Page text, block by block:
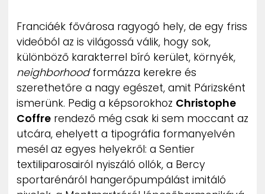
HIP
KULT
UTCA
ZENE
MÉDIAAJÁNLAT
IMPRESSZUM
PR-ARCHÍVUM
ADATKEZELÉSI TÁJÉKOZTATÓ
Franciáék fővárosa ragyogó hely, de egy friss
videóból az is világossá válik, hogy sok,
különböző karakterrel bíró kerület, környék,
neighborhoodformázza kerekre és
szerethetőre a nagy egészet, amit Párizsként
ismerünk. Pedig a képsorokhoz Christophe
Coffre rendező még csak ki sem moccant az
utcára, ehelyett a tipográfia formanyelvén
mesél az egyes helyekről: a Sentier
textiliparosairól nyiszáló ollók, a Bercy
sportarénáról hangerőpumpálást imitáló